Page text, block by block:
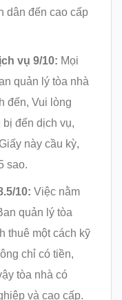
dân đến cao cấp
vụ 9/10: Mọi
quản lý tòa nhà
đến, Vui lòng
bị đến dịch vụ,
này cầu kỳ,
sao.
10: Việc nằm
quản lý tòa
thuê một cách kỹ
chỉ có tiền,
tòa nhà có
và cao cấp.